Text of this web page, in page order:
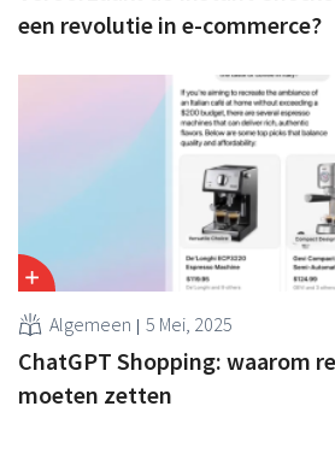
een revolutie in e-commerce?
Algemeen 5 Mei, 2025
ChatGPT Shopping: waarom
moeten zetten